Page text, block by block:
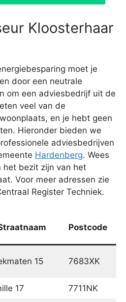
Kloosterhaar
moet je
door een neutrale
om een adviesbedrijf uit de
veel van de
en je hebt geen
Hieronder bieden we
adviesbedrijven
Hardenberg. Wees
het bezit zijn van het
Voor meer adressen zie
Register Techniek.
Postcode
15 7683XK
17 7711NK